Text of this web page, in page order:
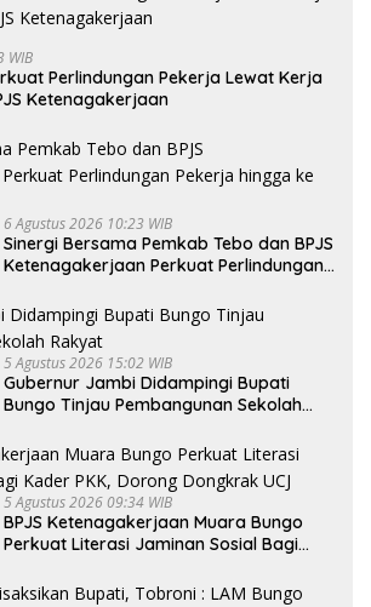
WIB
Perlindungan Pekerja Lewat Kerja
Ketenagakerjaan
6 Agustus 2026 10:23 WIB
Sinergi Bersama Pemkab Tebo dan BPJS
Ketenagakerjaan Perkuat Perlindungan
5 Agustus 2026 15:02 WIB
Gubernur Jambi Didampingi Bupati
Bungo Tinjau Pembangunan Sekolah
5 Agustus 2026 09:34 WIB
BPJS Ketenagakerjaan Muara Bungo
Perkuat Literasi Jaminan Sosial Bagi